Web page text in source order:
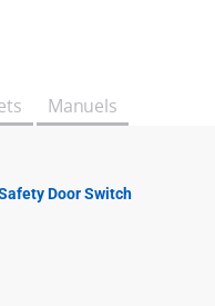
Manuels
Door Switch